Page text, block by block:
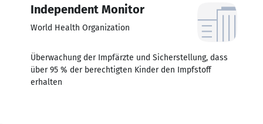
Independent Monitor
World Health Organization
Überwachung der Impfärzte und Sicherstellung, dass
über 95 % der berechtigten Kinder den Impfstoff
erhalten